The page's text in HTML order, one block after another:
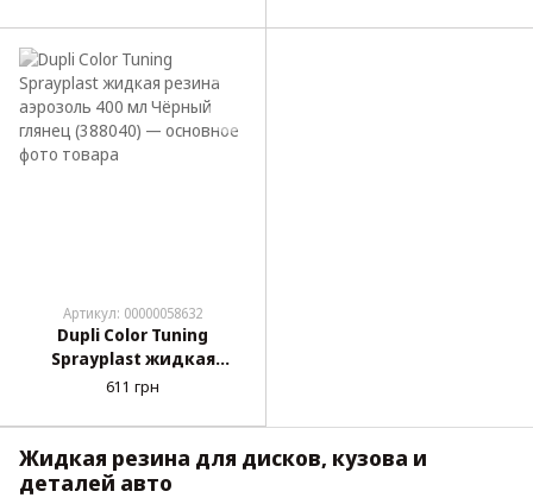
Артикул: 00000058632
Dupli Color Tuning
Sprayplast жидкая
резина аэрозоль 400 мл
611 грн
Жидкая резина для дисков, кузова и
деталей авто